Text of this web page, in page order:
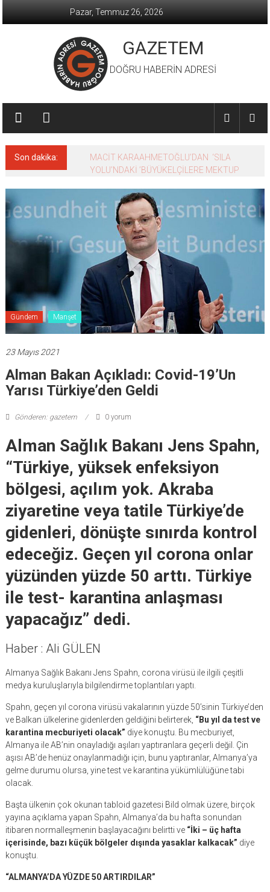
Pazar, Temmuz 26, 2026
GAZETEM
DOĞRU HABERİN ADRESİ
Son dakika:
MACİT KARAAHMETOĞLU’DAN ‘SILA
YOLU’NDAKİ ’BÜYÜKELÇİLERE MEKTUP
Gündem Manşet
23 Mayıs 2021
Alman Bakan Açıkladı: Covid-19’un
Yarısı Türkiye’den Geldi
Gönderen: gazetem 0 yorum
Alman Sağlık Bakanı Jens Spahn,
“Türkiye, yüksek enfeksiyon
bölgesi, açılım yok. Akraba
ziyaretine veya tatile Türkiye’de
gidenleri, dönüşte sınırda kontrol
edeceğiz. Geçen yıl corona onlar
yüzünden yüzde 50 arttı. Türkiye
ile test- karantina anlaşması
yapacağız” dedi.
Haber : Ali GÜLEN
Almanya Sağlık Bakanı Jens Spahn, corona virüsü ile ilgili çeşitli
medya kuruluşlarıyla bilgilendirme toplantıları yaptı.
Spahn, geçen yıl corona virüsü vakalarının yüzde 50’sinin Türkiye’den
ve Balkan ülkelerine gidenlerden geldiğini belirterek, “Bu yıl da test ve
karantina mecburiyeti olacak” diye konuştu. Bu mecburiyet,
Almanya ile AB’nin onayladığı aşıları yaptıranlara geçerli değil. Çin
aşısı AB’de henüz onaylanmadığı için, bunu yaptıranlar, Almanya’ya
gelme durumu olursa, yine test ve karantina yükümlülüğüne tabi
olacak.
Başta ülkenin çok okunan tabloid gazetesi Bild olmak üzere, birçok
yayına açıklama yapan Spahn, Almanya’da bu hafta sonundan
itibaren normalleşmenin başlayacağını belirtti ve “İki – üç hafta
içerisinde, bazı küçük bölgeler dışında yasaklar kalkacak” diye
konuştu.
“ALMANYA’DA YÜZDE 50 ARTIRDILAR”